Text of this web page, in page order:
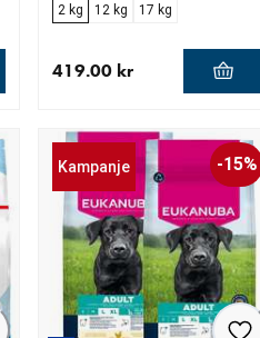
2 kg 12 kg 17 kg
419.00 kr
Kampanje -15%